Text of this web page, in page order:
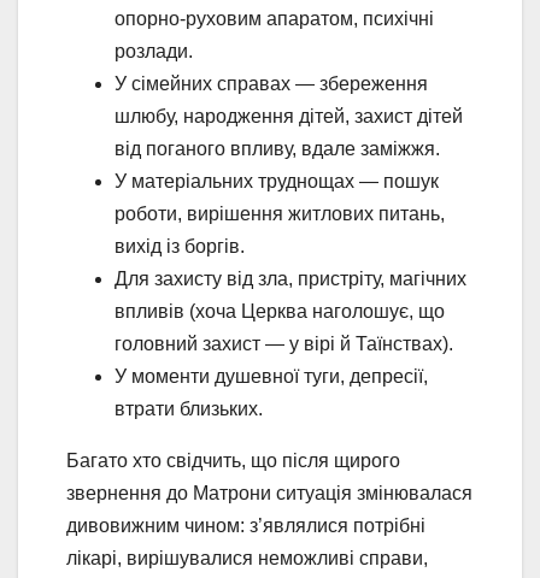
опорно-руховим апаратом, психічні
розлади.
У сімейних справах — збереження
шлюбу, народження дітей, захист дітей
від поганого впливу, вдале заміжжя.
У матеріальних труднощах — пошук
роботи, вирішення житлових питань,
вихід із боргів.
Для захисту від зла, пристріту, магічних
впливів (хоча Церква наголошує, що
головний захист — у вірі й Таїнствах).
У моменти душевної туги, депресії,
втрати близьких.
Багато хто свідчить, що після щирого
звернення до Матрони ситуація змінювалася
дивовижним чином: з’являлися потрібні
лікарі, вирішувалися неможливі справи,